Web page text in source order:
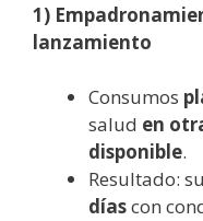
1)
lanzamiento
Consumos
salud en
disponible.
Resultado:
díascon